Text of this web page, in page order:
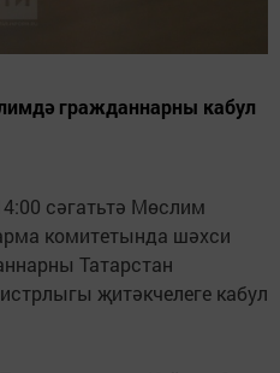
гражданнарны кабул
сәгатьтә Мөслим
комитетында шәхси
Татарстан
җитәкчелеге кабул